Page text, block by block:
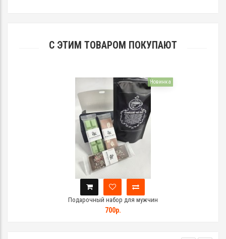
С ЭТИМ ТОВАРОМ ПОКУПАЮТ
Новинка
Подарочный набор для мужчин
700р.